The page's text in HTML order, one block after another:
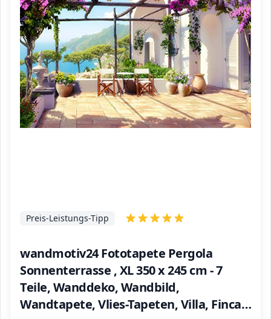
wandmotiv24 Fototapete Pergola
Sonnenterrasse , XL 350 x 245 cm - 7
Teile, Wanddeko, Wandbild,
Wandtapete, Vlies-Tapeten, Villa, Finca,
Preis-Leistungs-Tipp